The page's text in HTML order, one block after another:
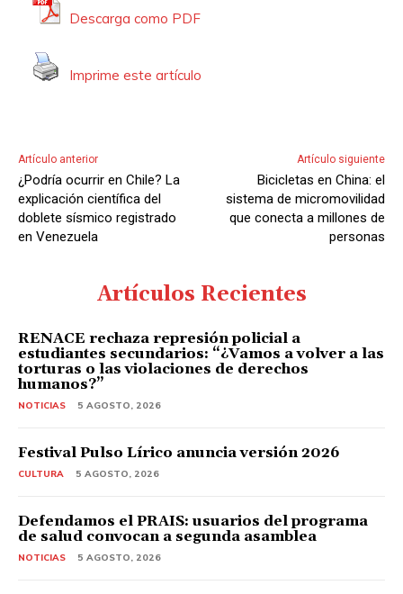
Descarga como PDF
Imprime este artículo
Artículo anterior
¿Podría ocurrir en Chile? La
explicación científica del
doblete sísmico registrado
en Venezuela
Artículo siguiente
Bicicletas en China: el
sistema de micromovilidad
que conecta a millones de
personas
Artículos Recientes
RENACE rechaza represión policial a
estudiantes secundarios: “¿Vamos a volver a las
torturas o las violaciones de derechos
humanos?”
NOTICIAS 5 AGOSTO, 2026
Festival Pulso Lírico anuncia versión 2026
CULTURA 5 AGOSTO, 2026
Defendamos el PRAIS: usuarios del programa
de salud convocan a segunda asamblea
NOTICIAS 5 AGOSTO, 2026